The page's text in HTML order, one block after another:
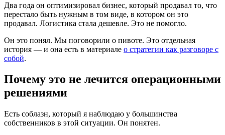
Два года он оптимизировал бизнес, который продавал то, что
перестало быть нужным в том виде, в котором он это
продавал. Логистика стала дешевле. Это не помогло.
Он это понял. Мы поговорили о пивоте. Это отдельная
история — и она есть в материале о стратегии как разговоре с
собой.
Почему это не лечится операционными
решениями
Есть соблазн, который я наблюдаю у большинства
собственников в этой ситуации. Он понятен.